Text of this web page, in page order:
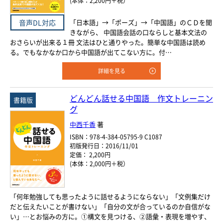
音声DL対応
「日本語」→「ポーズ」→「中国語」のＣＤを聞
きながら、 中国語会話の口ならしと基本文法の
おさらいが出来る１冊 文法はひと通りやった。簡単な中国語は読め
る。でもなかなか口から中国語が出てこない方に。付…
詳細を見る
どんどん話せる中国語 作文トレーニン
グ
中西千香著
ISBN：978-4-384-05795-9 C1087
初版発行日：2016/11/01
定価： 2,200円
(本体：2,000円＋税）
「何年勉強しても思ったように話せるようにならない」「文例集だけ
だと伝えたいことが書けない」「自分の文が合っているのか自信がな
い」…とお悩みの方に。①構文を見つける、②語彙・表現を増やす、
書籍版